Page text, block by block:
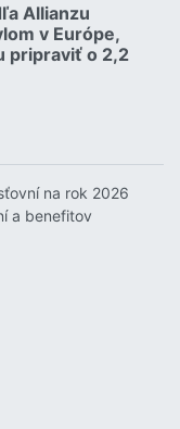
Allianzu
v Európe,
pripraviť o 2,2
na rok 2026
a benefitov